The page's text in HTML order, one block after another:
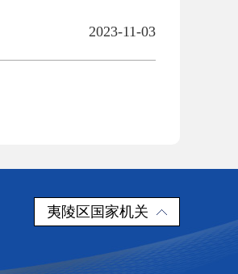
2023-11-03
夷陵区国家机关